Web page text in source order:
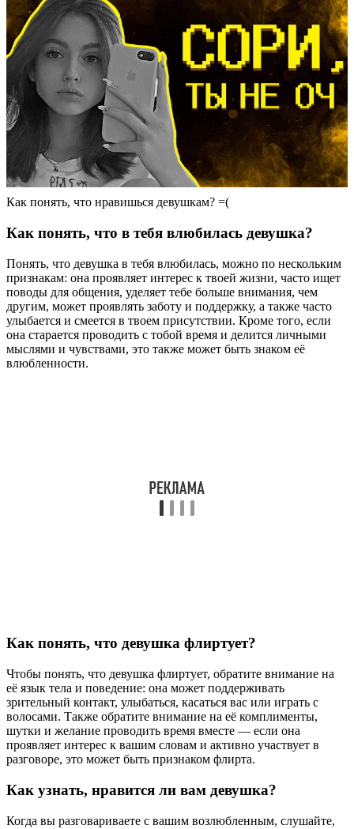
Как понять, что нравишься девушкам? =(
Как понять, что в тебя влюбилась девушка?
Понять, что девушка в тебя влюбилась, можно по нескольким
признакам: она проявляет интерес к твоей жизни, часто ищет
поводы для общения, уделяет тебе больше внимания, чем
другим, может проявлять заботу и поддержку, а также часто
улыбается и смеется в твоем присутствии. Кроме того, если
она старается проводить с тобой время и делится личными
мыслями и чувствами, это также может быть знаком её
влюбленности.
Как понять, что девушка флиртует?
Чтобы понять, что девушка флиртует, обратите внимание на
её язык тела и поведение: она может поддерживать
зрительный контакт, улыбаться, касаться вас или играть с
волосами. Также обратите внимание на её комплименты,
шутки и желание проводить время вместе — если она
проявляет интерес к вашим словам и активно участвует в
разговоре, это может быть признаком флирта.
Как узнать, нравится ли вам девушка?
Когда вы разговариваете с вашим возлюбленным, слушайте,